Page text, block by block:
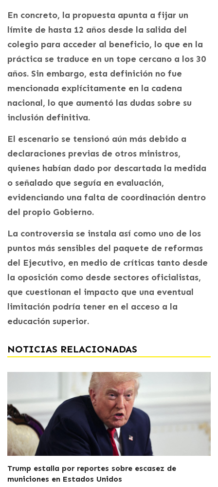
En concreto, la propuesta apunta a fijar un
límite de hasta 12 años desde la salida del
colegio para acceder al beneficio, lo que en la
práctica se traduce en un tope cercano a los 30
años. Sin embargo, esta definición no fue
mencionada explícitamente en la cadena
nacional, lo que aumentó las dudas sobre su
inclusión definitiva.
El escenario se tensionó aún más debido a
declaraciones previas de otros ministros,
quienes habían dado por descartada la medida
o señalado que seguía en evaluación,
evidenciando una falta de coordinación dentro
del propio Gobierno.
La controversia se instala así como uno de los
puntos más sensibles del paquete de reformas
del Ejecutivo, en medio de críticas tanto desde
la oposición como desde sectores oficialistas,
que cuestionan el impacto que una eventual
limitación podría tener en el acceso a la
educación superior.
NOTICIAS RELACIONADAS
Trump estalla por reportes sobre escasez de
municiones en Estados Unidos